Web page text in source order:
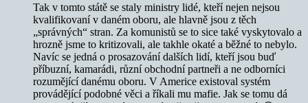
Tak v tomto státě se staly ministry lidé, kteří nejen nejsou
kvalifikovaní v daném oboru, ale hlavně jsou z těch
„správných“ stran. Za komunistů se to sice také vyskytovalo a
hrozně jsme to kritizovali, ale takhle okaté a běžné to nebylo.
Navíc se jedná o prosazování dalších lidí, kteří jsou buď
příbuzní, kamarádi, různí obchodní partneři a ne odborníci
rozumějící danému oboru. V Americe existoval systém
provádějící podobné věci a říkali mu mafie. Jak se tomu dá